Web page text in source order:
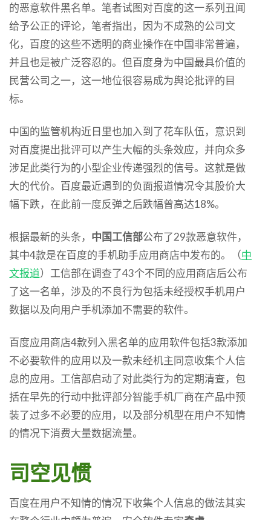
的恶意软件黑名单。笔者试图对百度的这一系列丑闻
给予公正的评论，笔者指出，因为不成熟的公司文
化，百度的这些不透明的商业操作在中国非常普遍，
并且也是被广泛容忍的。但百度身为中国最具价值的
民营公司之一，这一地位很容易成为舆论批评的目
标。
中国的监管机构近日里也加入到了花车队伍，意识到
对百度提出批评可以产生大幅的头条效应，并向众多
涉足此类行为的小型企业传递强烈的信号。这就是做
大的代价。百度最近遇到的负面报道情况令其股价大
幅下跌，在此前一度反弹之后跌幅曾高达18%。
根据最新的头条， 中国工信部公布了29款恶意软件，
其中4款是在百度的手机助手应用商店中发布的。（中
文报道）工信部在调查了43个不同的应用商店后公布
了这一名单，涉及的不良行为包括未经授权手机用户
数据以及向用户手机添加不需要的软件。
百度应用商店4款列入黑名单的应用软件包括3款添加
不必要软件的应用以及一款未经机主同意收集个人信
息的应用。工信部启动了对此类行为的定期清查，包
括在早先的行动中批评部分智能手机厂商在产品中预
装了过多不必要的应用，以及部分机型在用户不知情
的情况下消费大量数据流量。
司空见惯
百度在用户不知情的情况下收集个人信息的做法其实